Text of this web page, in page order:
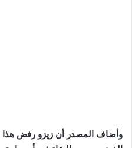
وأضاف المصدر أن زيزو رفض